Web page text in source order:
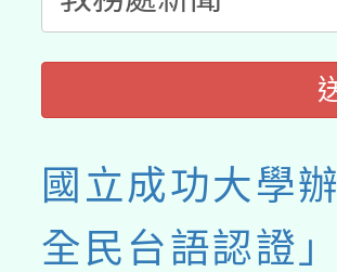
國立成功大學
全民台語認證」